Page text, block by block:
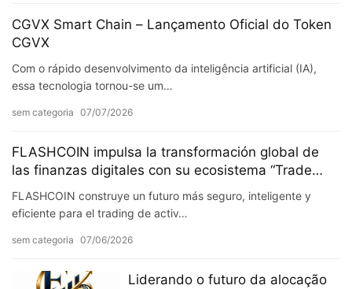
CGVX Smart Chain – Lançamento Oficial do Token
CGVX
Com o rápido desenvolvimento da inteligência artificial (IA),
essa tecnologia tornou-se um…
sem categoria 07/07/2026
FLASHCOIN impulsa la transformación global de
las finanzas digitales con su ecosistema “Trade
Everything”
FLASHCOIN construye un futuro más seguro, inteligente y
eficiente para el trading de activ…
sem categoria 07/06/2026
Liderando o futuro da alocação